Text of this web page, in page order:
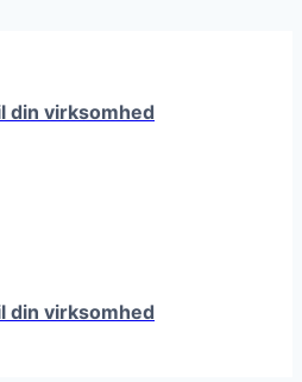
din virksomhed
din virksomhed